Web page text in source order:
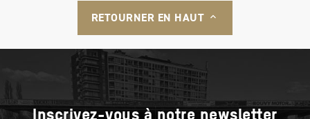
RETOURNER EN HAUT
Inscrivez-vous à notre newsletter